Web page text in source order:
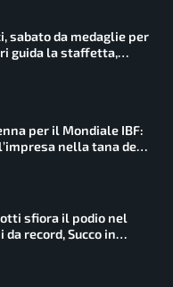
sabato da medaglie per
guida la staffetta,
dalle grandi altezze
per il Mondiale IBF:
nella tana del
sfiora il podio nel
record, Succo in